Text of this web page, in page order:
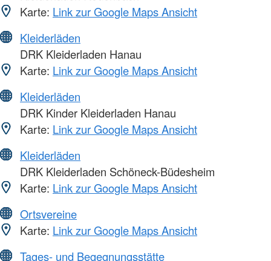
Karte: Link zur Google Maps Ansicht
Kleiderläden
DRK Kleiderladen Hanau
Karte: Link zur Google Maps Ansicht
Kleiderläden
DRK Kinder Kleiderladen Hanau
Karte: Link zur Google Maps Ansicht
Kleiderläden
DRK Kleiderladen Schöneck-Büdesheim
Karte: Link zur Google Maps Ansicht
Ortsvereine
Karte: Link zur Google Maps Ansicht
Tages- und Begegnungsstätte